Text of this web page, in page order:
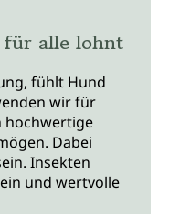
für alle lohnt
fühlt Hund
wir für
hochwertige
Dabei
Insekten
und wertvolle